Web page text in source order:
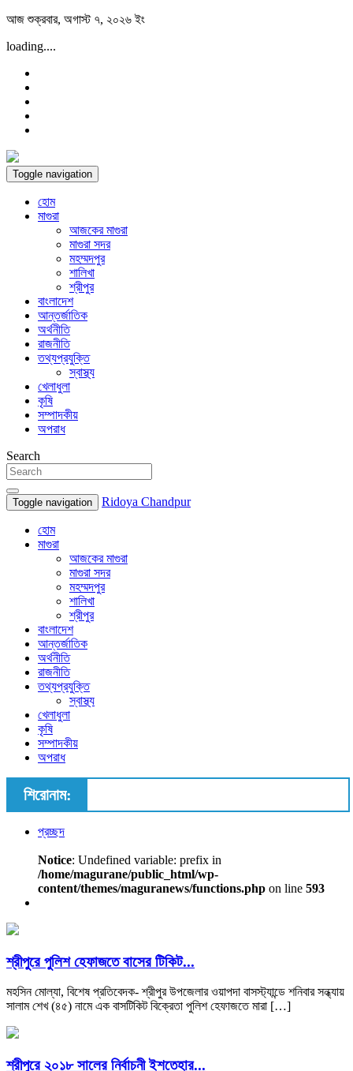
Skip
content
আজ শুক্রবার, অগাস্ট ৭, ২০২৬ ইং
loading....
Toggle navigation
হোম
মাগুরা
আজকের মাগুরা
মাগুরা সদর
মহম্মদপুর
শালিখা
শ্রীপুর
বাংলাদেশ
আন্তর্জাতিক
অর্থনীতি
রাজনীতি
তথ্যপ্রযুক্তি
স্বাস্থ্য
খেলাধুলা
কৃষি
সম্পাদকীয়
অপরাধ
Search
Toggle navigation Ridoya Chandpur
হোম
মাগুরা
আজকের মাগুরা
মাগুরা সদর
মহম্মদপুর
শালিখা
শ্রীপুর
বাংলাদেশ
আন্তর্জাতিক
অর্থনীতি
রাজনীতি
তথ্যপ্রযুক্তি
স্বাস্থ্য
খেলাধুলা
কৃষি
সম্পাদকীয়
অপরাধ
শিরোনাম:
প্রচ্ছদ
Notice: Undefined variable: prefix in
/home/magurane/public_html/wp-
content/themes/maguranews/functions.php on line 593
শ্রীপুরে পুলিশ হেফাজতে বাসের টিকিট...
মহসিন মোল্যা, বিশেষ প্রতিবেদক- শ্রীপুর উপজেলার ওয়াপদা বাসস্ট্যান্ডে শনিবার সন্ধ্যায়
সালাম শেখ (৪৫) নামে এক বাসটিকিট বিক্রেতা পুলিশ হেফাজতে মারা […]
শ্রীপুরে ২০১৮ সালের নির্বাচনী ইশতেহার...